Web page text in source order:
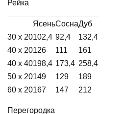
Рейка
ЯсеньСоснаДуб
30 х 20102,4 92,4
132,4
40 х 20126 111
161
40 х 40198,4 173,4 258,4
50 х 20149 129
189
60 х 20167 147 212
Перегородка